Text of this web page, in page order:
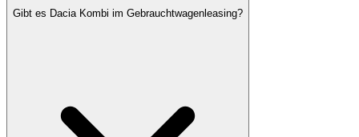
Gibt es Dacia Kombi im Gebrauchtwagenleasing?